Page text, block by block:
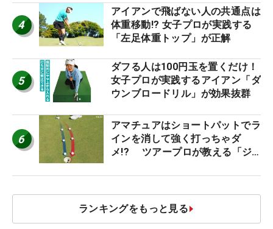
4
アイアンで飛ばない人の共通点は
体重移動!? 女子プロが実践する
「左足体重トップ」が正解
5
ダフる人は100円玉を置くだけ！
女子プロが実践するアイアン「ダ
ウンブロードリル」が効果抜群
6
アマチュアはショートパットでラ
インを消して強く打っちゃダ
メ!? ツアープロが教える「ジ
減するワケ
ランキングをもっと見る